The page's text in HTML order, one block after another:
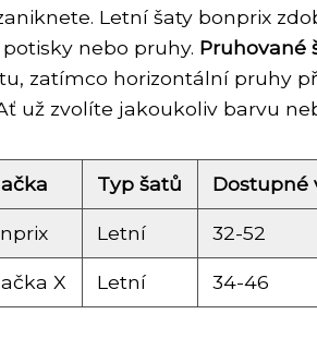
Letní šaty bonprix
nebo pruhy. Pruhované
zatímco horizontální pruhy
už zvolíte jakoukoliv barvu
Typ šatů Dostupné
Letní 32-52
X Letní 34-46